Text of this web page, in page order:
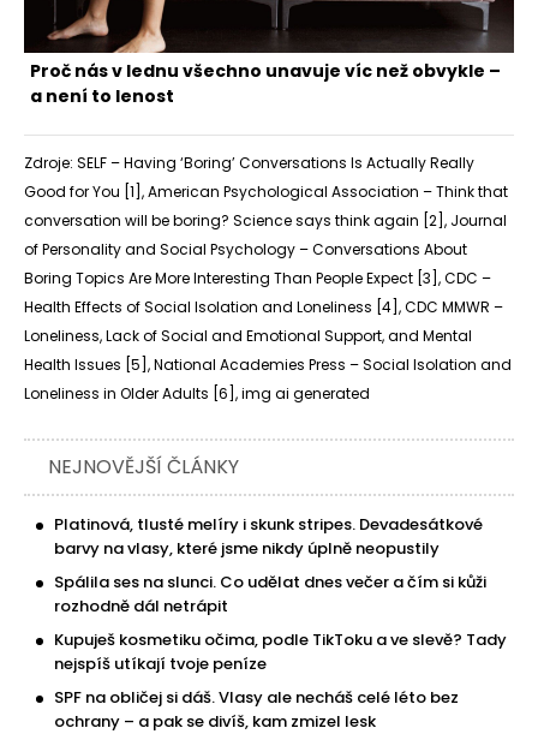
Proč nás v lednu všechno unavuje víc než obvykle –
a není to lenost
Zdroje: SELF – Having ‘Boring’ Conversations Is Actually Really
Good for You [ 1 ], American Psychological Association – Think that
conversation will be boring? Science says think again [ 2 ], Journal
of Personality and Social Psychology – Conversations About
Boring Topics Are More Interesting Than People Expect [ 3 ], CDC –
Health Effects of Social Isolation and Loneliness [ 4 ], CDC MMWR –
Loneliness, Lack of Social and Emotional Support, and Mental
Health Issues [ 5 ], National Academies Press – Social Isolation and
Loneliness in Older Adults [ 6 ], img ai generated
NEJNOVĚJŠÍ ČLÁNKY
Platinová, tlusté melíry i skunk stripes. Devadesátkové
barvy na vlasy, které jsme nikdy úplně neopustily
Spálila ses na slunci. Co udělat dnes večer a čím si kůži
rozhodně dál netrápit
Kupuješ kosmetiku očima, podle TikToku a ve slevě? Tady
nejspíš utíkají tvoje peníze
SPF na obličej si dáš. Vlasy ale necháš celé léto bez
ochrany – a pak se divíš, kam zmizel lesk